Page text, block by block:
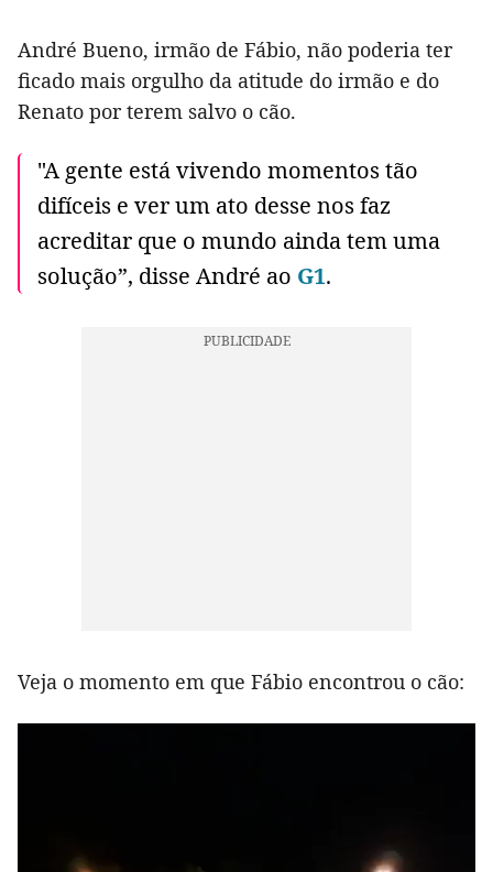
André Bueno, irmão de Fábio, não poderia ter
ficado mais orgulho da atitude do irmão e do
Renato por terem salvo o cão.
"A gente está vivendo momentos tão
difíceis e ver um ato desse nos faz
acreditar que o mundo ainda tem uma
solução”, disse André ao G1.
Veja o momento em que Fábio encontrou o cão: